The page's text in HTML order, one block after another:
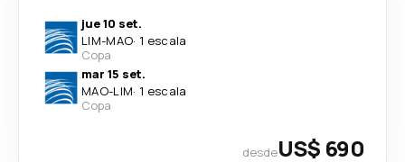
jue 10 set.
LIM-MAO· 1 escala
Copa
mar 15 set.
MAO-LIM· 1 escala
Copa
desdeUS$ 690